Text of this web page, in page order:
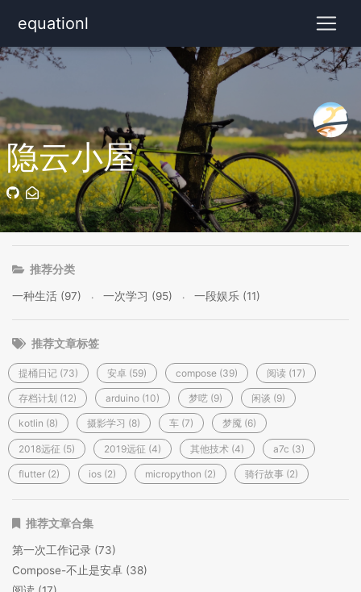
equationl
隐云小屋
推荐分类
一种生活 (97) 一次学习 (95) 一段娱乐 (11)
推荐文章标签
提桶日记 (73) 安卓 (59) compose (39) 阅读 (17)
存档计划 (12) arduino (10) 梦呓 (9) 闲谈 (9)
kotlin (8) 摄影学习 (8) 车 (7) 梦魇 (6)
2018远征 (5) 2019远征 (4) 其他技术 (4) a7c (3)
flutter (2) ios (2) micropython (2) 骑行故事 (2)
推荐文章合集
第一次工作记录 (73)
Compose-不止是安卓 (38)